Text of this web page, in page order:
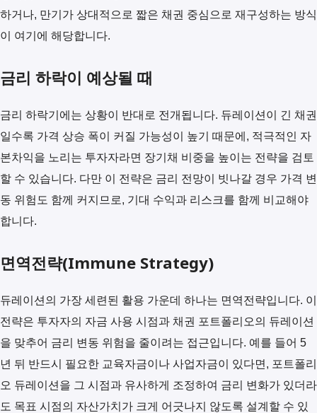
하거나, 만기가 상대적으로 짧은 채권 중심으로 재구성하는 방식
이 여기에 해당합니다.
금리 하락이 예상될 때
금리 하락기에는 상황이 반대로 전개됩니다. 듀레이션이 긴 채권
일수록 가격 상승 폭이 커질 가능성이 높기 때문에, 적극적인 자
본차익을 노리는 투자자라면 장기채 비중을 높이는 전략을 검토
할 수 있습니다. 다만 이 전략은 금리 전망이 빗나갈 경우 가격 변
동 위험도 함께 커지므로, 기대 수익과 리스크를 함께 비교해야
합니다.
면역전략(Immune Strategy)
듀레이션의 가장 세련된 활용 가운데 하나는 면역전략입니다. 이
전략은 투자자의 자금 사용 시점과 채권 포트폴리오의 듀레이션
을 맞추어 금리 변동 위험을 줄이려는 접근입니다. 예를 들어 5
년 뒤 반드시 필요한 교육자금이나 사업자금이 있다면, 포트폴리
오 듀레이션을 그 시점과 유사하게 조정하여 금리 변화가 있더라
도 목표 시점의 자산가치가 크게 어긋나지 않도록 설계할 수 있